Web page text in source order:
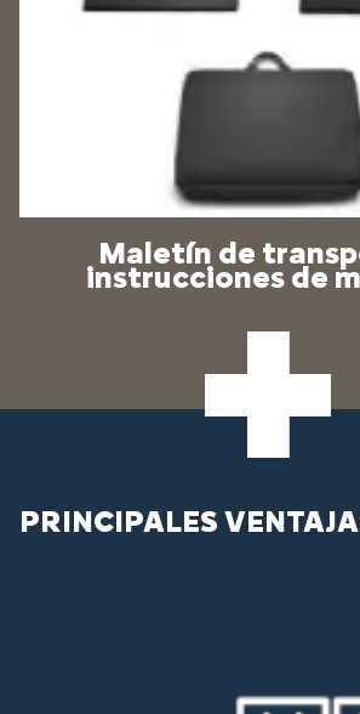
Maletín de
instrucciones de
PRINCIPALES